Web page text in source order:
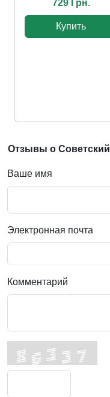
729 Грн.
Купить
Отзывы о Советский
Ваше имя
Электронная почта
Комментарий